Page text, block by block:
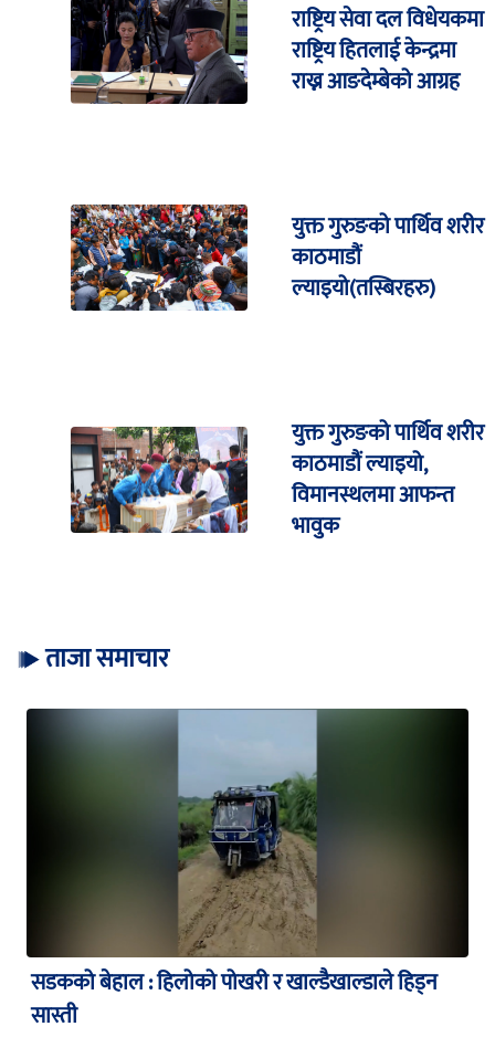
राष्ट्रिय सेवा दल विधेयकमा
राष्ट्रिय हितलाई केन्द्रमा
राख्न आङदेम्बेको आग्रह
युक्त गुरुङको पार्थिव शरीर
काठमाडौं
ल्याइयो(तस्बिरहरु)
युक्त गुरुङको पार्थिव शरीर
काठमाडौं ल्याइयो,
विमानस्थलमा आफन्त
भावुक
ताजा समाचार
सडकको बेहाल : हिलोको पोखरी र खाल्डैखाल्डाले हिड्न
सास्ती